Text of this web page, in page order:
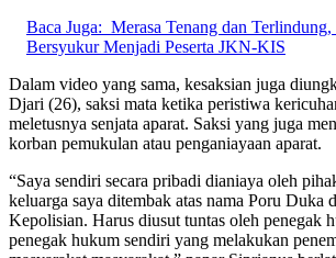
Baca Juga: Merasa Tenang dan
Bersyukur Menjadi Peserta JKN-KIS
Dalam video yang sama, kesaksian juga
Djari (26), saksi mata ketika peristiwa
meletusnya senjata aparat. Saksi yang juga
korban pemukulan atau penganiayaan aparat.
“Saya sendiri secara pribadi dianiaya oleh
keluarga saya ditembak atas nama Poru Duka
Kepolisian. Harus diusut tuntas oleh penegak
penegak hukum sendiri yang melakukan